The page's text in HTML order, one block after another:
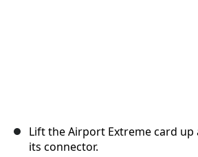
Lift the Airport Extreme card
its connector.